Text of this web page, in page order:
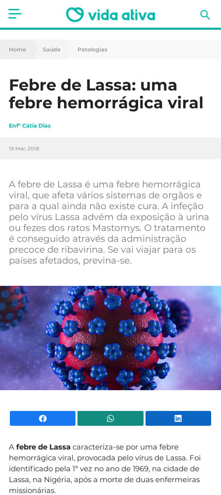
Saúde
Nutrição
Animais de Estimação
Home Saúde Patologias
Febre de Lassa: uma
febre hemorrágica viral
Enfª Cátia Dias
19 Mar, 2018
A febre de Lassa é uma febre hemorrágica
viral, que afeta vários sistemas de orgãos e
para a qual ainda não existe cura. A infeção
pelo vírus Lassa advém da exposição à urina
ou fezes dos ratos Mastomys. O tratamento
é conseguido através da administração
precoce de ribavirina. Se vai viajar para os
países afetados, previna-se.
Facebook WhatsApp
A febre de Lassa caracteriza-se por uma febre
hemorrágica viral, provocada pelo vírus de Lassa. Foi
identificado pela 1ª vez no ano de 1969, na cidade de
Lassa, na Nigéria, após a morte de duas enfermeiras
missionárias.